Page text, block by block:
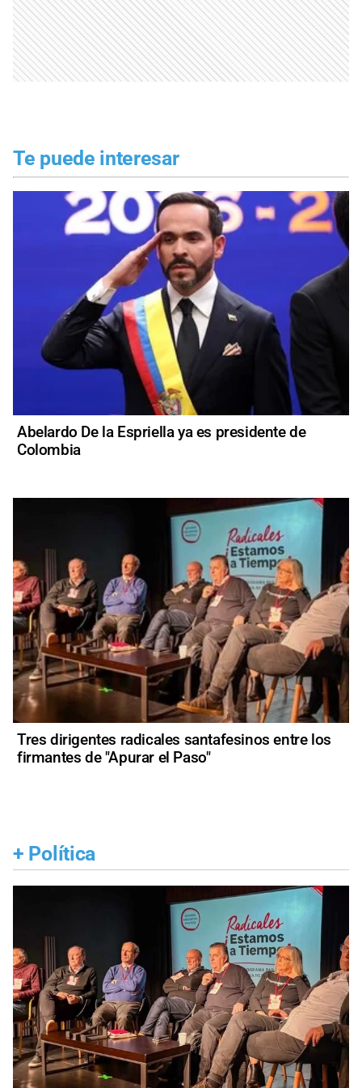
Te puede interesar
Abelardo De la Espriella ya es presidente de
Colombia
Tres dirigentes radicales santafesinos entre los
firmantes de "Apurar el Paso"
+ Política